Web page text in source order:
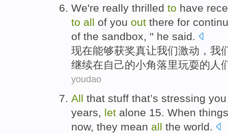
We're really thrilled to have
to all of you out there for
of the sandbox, '' he said.
现在能够获奖真让我们激动 ， 我
继续在自己的小角落里玩耍的人
youdao
All that stuff that’s stressing you
years, let alone 15. When things
now, they mean all the world.